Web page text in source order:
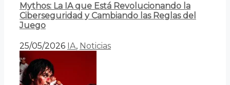
Mythos: La IA que Está Revolucionando la
Ciberseguridad y Cambiando las Reglas del
Juego
25/05/2026 IA, Noticias